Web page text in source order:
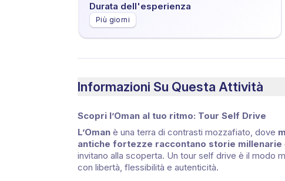
Durata dell'esperienza
Più giorni
Informazioni Su Questa Attività
Scopri l’Oman al tuo ritmo: Tour Self Drive
L’Oman è una terra di contrasti mozzafiato, dove
antiche fortezze raccontano storie millenarie
invitano alla scoperta. Un tour self drive è il modo
con libertà, flessibilità e autenticità.